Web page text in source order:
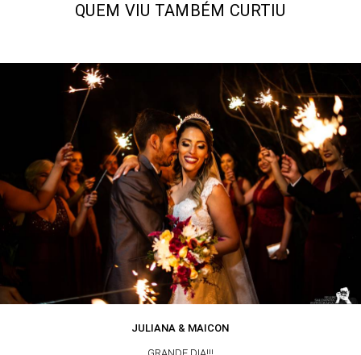
QUEM VIU TAMBÉM CURTIU
JULIANA & MAICON